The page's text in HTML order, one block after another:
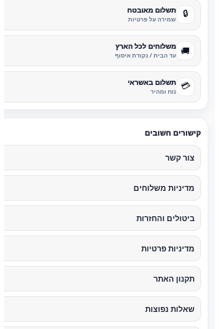
🔒 תשלום מאובטח
שמירה על פרטיות
🚚 משלוחים לכל הארץ
עד הבית / נקודת איסוף
💳 תשלום באשראי
נוח ומהיר
קישורים חשובים
צור קשר
מדיניות משלוחים
ביטולים והחזרות
מדיניות פרטיות
תקנון האתר
שאלות נפוצות